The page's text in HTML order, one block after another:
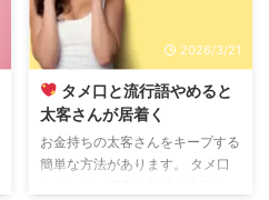
のターゲット設定にミスが生じて
いるのかもしれません。
人のうち、本当に大切にすべき人
ルームに1,000人のユーザーがい
たとします。 その内訳を冷静に
見 ...
2026/3/21
タメ口と流行語やめると
太客さんが居着く
お金持ちの太客さんをキープする
簡単な方法があります。 タメ口